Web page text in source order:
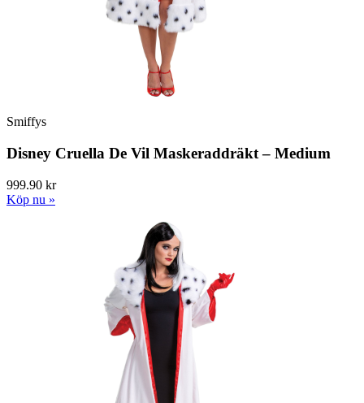
Smiffys
Disney Cruella De Vil Maskeraddräkt – Medium
999.90 kr
Köp nu »